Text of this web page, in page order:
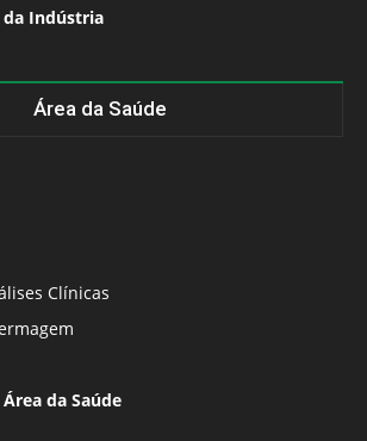
da Indústria
Área da Saúde
Clínicas
da Saúde